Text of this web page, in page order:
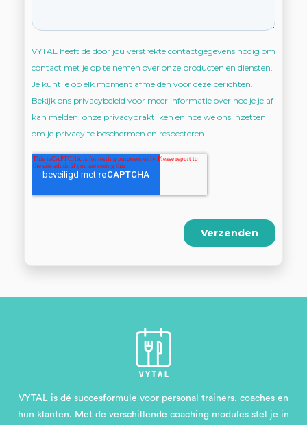
VYTAL is dé succesformule voor personal trainers, coaches en
hun klanten. Met de verschillende coaching modules stel je in